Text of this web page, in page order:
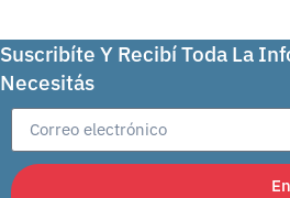
Suscribíte Y Recibí Toda La
Necesitás